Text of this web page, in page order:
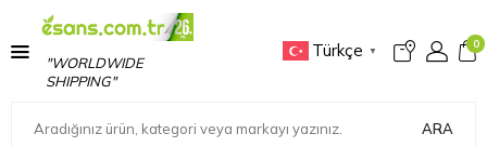
"WORLDWIDE
SHIPPING"
Türkçe ▼
0
ARA